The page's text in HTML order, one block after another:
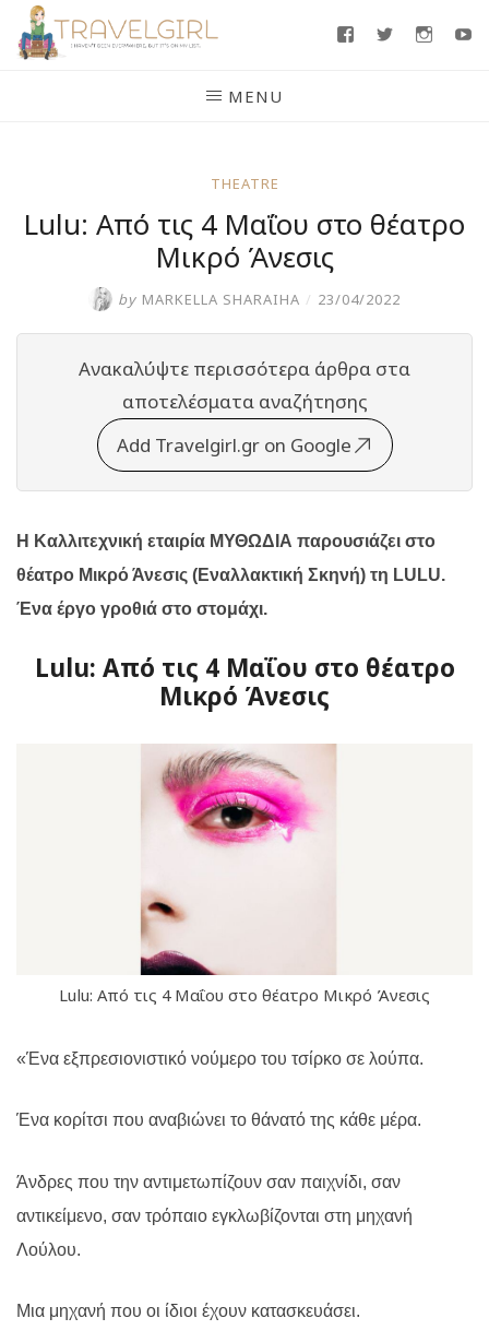
Skip
FacebookTwitter
MENU
THEATRE
Lulu: Από τις 4 Μαΐου στο θέατρο
Μικρό Άνεσις
by MARKELLA SHARAIHA / 23/04/2022
Ανακαλύψτε περισσότερα άρθρα στα
αποτελέσματα αναζήτησης
Add Travelgirl.gr on Google
Η Καλλιτεχνική εταιρία ΜΥΘΩΔΙΑ παρουσιάζει στο
θέατρο Μικρό Άνεσις (Εναλλακτική Σκηνή) τη LULU.
Ένα έργο γροθιά στο στομάχι.
Lulu: Από τις 4 Μαΐου στο θέατρο
Μικρό Άνεσις
Lulu: Από τις 4 Μαΐου στο θέατρο Μικρό Άνεσις
«Ένα εξπρεσιονιστικό νούμερο του τσίρκο σε λούπα.
Ένα κορίτσι που αναβιώνει το θάνατό της κάθε μέρα.
Άνδρες που την αντιμετωπίζουν σαν παιχνίδι, σαν
αντικείμενο, σαν τρόπαιο εγκλωβίζονται στη μηχανή
Λούλου.
Μια μηχανή που οι ίδιοι έχουν κατασκευάσει.